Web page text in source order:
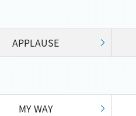
APPLAUSE
MY WAY